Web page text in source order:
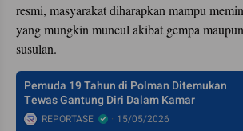
resmi, masyarakat diharapkan mampu
yang mungkin muncul akibat gempa
susulan.
Pemuda 19 Tahun di Polman Ditemukan
Tewas Gantung Diri Dalam Kamar
REPORTASE 15/05/2026